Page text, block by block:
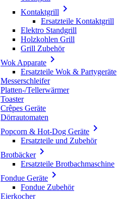
Kontaktgrill 
Ersatzteile Kontaktgrill
Elektro Standgrill
Holzkohlen Grill
Grill Zubehör
Wok Apparate 
Ersatzteile Wok & Partygeräte
Messerschleifer
Platten-/Tellerwärmer
Toaster
Crêpes Geräte
Dörrautomaten
Popcorn & Hot-Dog Geräte 
Ersatzteile und Zubehör
Brotbäcker
Ersatzteile Brotbachmaschine
Fondue Geräte 
Fondue Zubehör
Eierkocher